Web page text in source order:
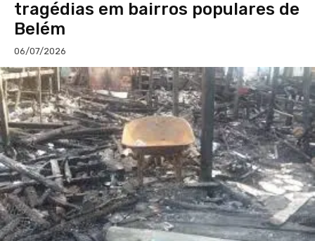
tragédias em bairros populares de
Belém
06/07/2026